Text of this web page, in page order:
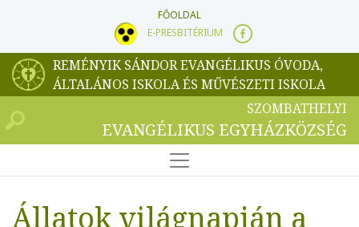
FŐOLDAL
E-PRESBITÉRIUM
REMÉNYIK SÁNDOR EVANGÉLIKUS ÓVODA,
ÁLTALÁNOS ISKOLA ÉS MŰVÉSZETI ISKOLA
SZOMBATHELYI
EVANGÉLIKUS EGYHÁZKÖZSÉG
Állatok világnapján a